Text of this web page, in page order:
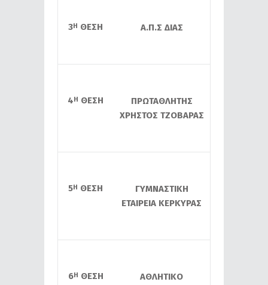
3Η ΘΕΣΗ Α.Π.Σ ΔΙΑΣ
4Η ΘΕΣΗ
ΠΡΩΤΑΘΛΗΤΗΣ
ΧΡΗΣΤΟΣ ΤΖΟΒΑΡΑΣ
5Η ΘΕΣΗ
ΓΥΜΝΑΣΤΙΚΗ
ΕΤΑΙΡΕΙΑ ΚΕΡΚΥΡΑΣ
6Η ΘΕΣΗ
ΑΘΛΗΤΙΚΟ